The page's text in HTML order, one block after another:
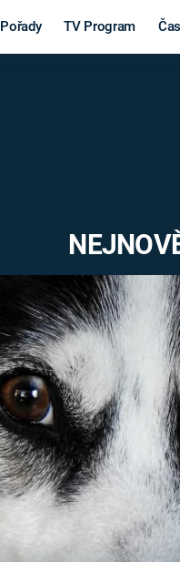
Pořady TV Program
STAROVĚKÝ EGYPT
Výročí
MARIE TEREZIE
NAPOLEON
BONAPARTE
BRITSKÁ
KRÁLOVSKÁ
RODINA